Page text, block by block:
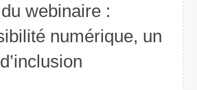
webinaire :
numérique, un